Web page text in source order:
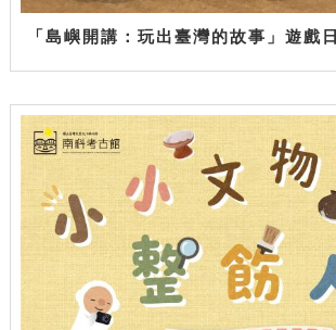
「島嶼開講：玩出臺灣的故事」遊戲日